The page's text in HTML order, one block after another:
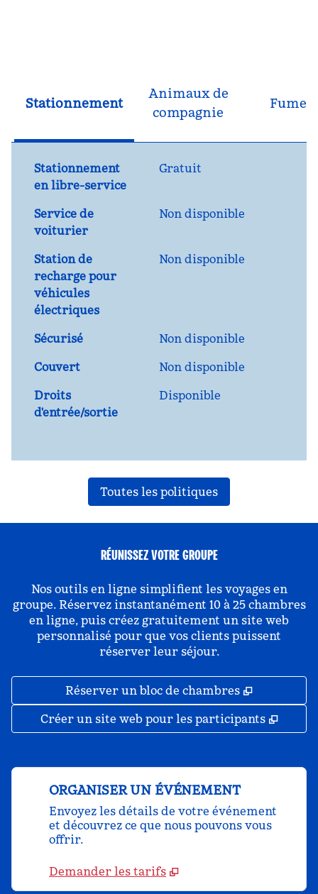
Stationnement
Animaux de
compagnie
Stationnement
en libre-service
Gratuit
Service de
voiturier
Non disponible
Station de
recharge pour
véhicules
électriques
Non disponible
Sécurisé
Non disponible
Couvert
Non disponible
Droits
d'entrée/sortie
Disponible
Toutes les politiques
RÉUNISSEZ VOTRE GROUPE
Nos outils en ligne simplifient les voyages en
groupe. Réservez instantanément 10 à 25 chambres
en ligne, puis créez gratuitement un site web
personnalisé pour que vos clients puissent
réserver leur séjour.
Réserver un bloc de chambres ,
Créer un site web pour les participants ,
ORGANISER UN ÉVÉNEMENT
Envoyez les détails de votre événement
et découvrez ce que nous pouvons vous
offrir.
Demander les tarifs